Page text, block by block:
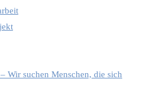
Wir suchen Menschen, die sich